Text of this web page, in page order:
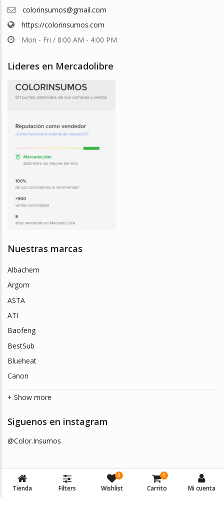
colorinsumos@gmail.com
https://colorinsumos.com
Mon - Fri / 8:00 AM - 4:00 PM
Lideres en Mercadolibre
Nuestras marcas
Albachem
Argom
ASTA
ATI
Baofeng
BestSub
Blueheat
Canon
+ Show more
Siguenos en instagram
@Color.Insumos
Tienda Filters
0
Wishlist
0
Carrito Mi cuenta